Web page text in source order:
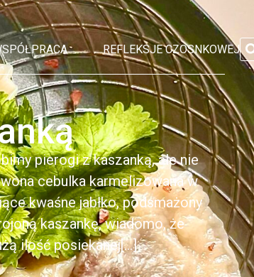
REFLEKSJE CZOSNKOWEJ
pierogi z kaszanką, ale nie
cebulka karmelizowana w
kwaśne jabłko, podsmażony
kaszankę, wiadomo, że
ilość posiekanej[...]